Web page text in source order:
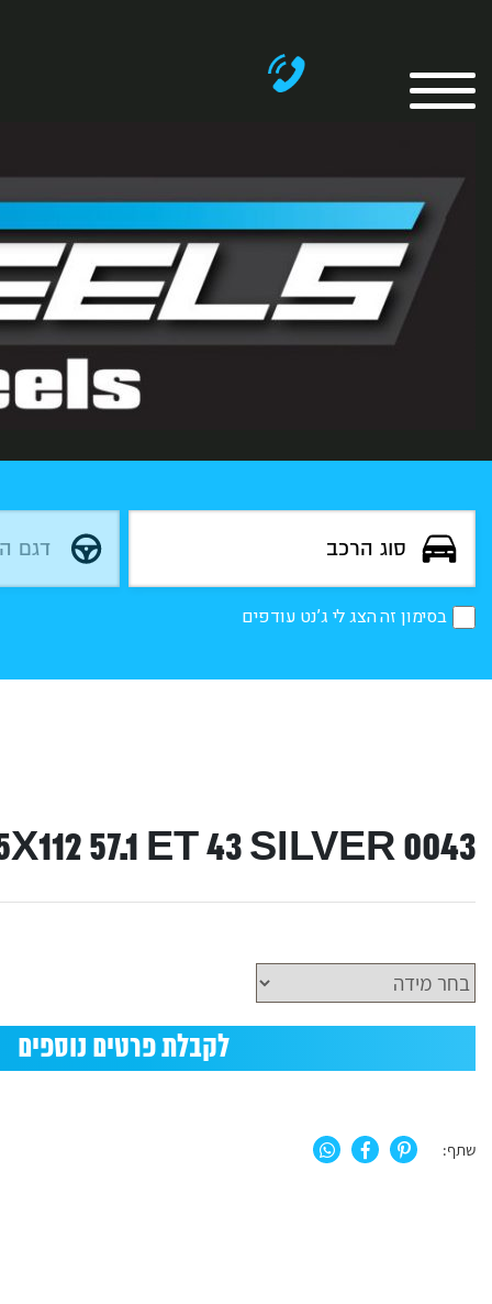
בסימון זה הצג לי ג’נט עודפים
0043 19X7 5X112 57.1 ET 43 SILVER |
לקבלת פרטים נוספים
שתף: